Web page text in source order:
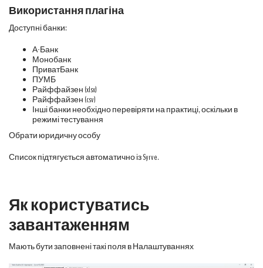
Використання плагіна
Доступні банки:
А-Банк
Монобанк
ПриватБанк
ПУМБ
Райффайзен (xlsx)
Райффайзен (csv)
Інші банки необхідно перевіряти на практиці, оскільки в
режимі тестування
Обрати юридичну особу
Список підтягується автоматично із Syrve.
Як користуватись
завантаженням
Мають бути заповнені такі поля в Налаштуваннях